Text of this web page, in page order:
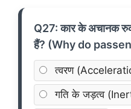
Q27: कार के अचानक
हैं? (Why do
त्वरण
गति के जड़त्व